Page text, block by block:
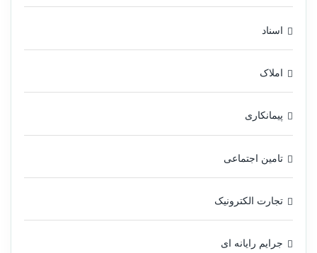
اسناد
املاک
پیمانکاری
تامین اجتماعی
تجارت الکترونیک
جرایم رایانه ای